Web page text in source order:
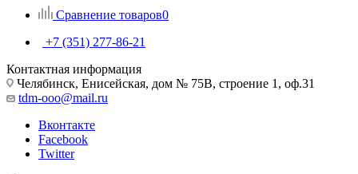
Сравнение товаров0
+7 (351) 277-86-21
Контактная информация
Челябинск, Енисейская, дом № 75В, строение 1, оф.31
tdm-ooo@mail.ru
Вконтакте
Facebook
Twitter